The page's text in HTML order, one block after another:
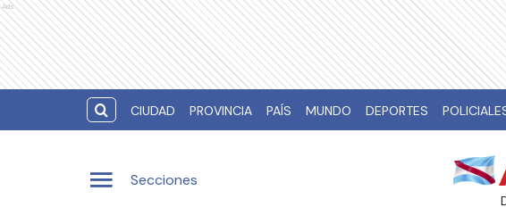
Ads
CIUDAD PROVINCIA PAÍS MUNDO DEPORTES
Secciones